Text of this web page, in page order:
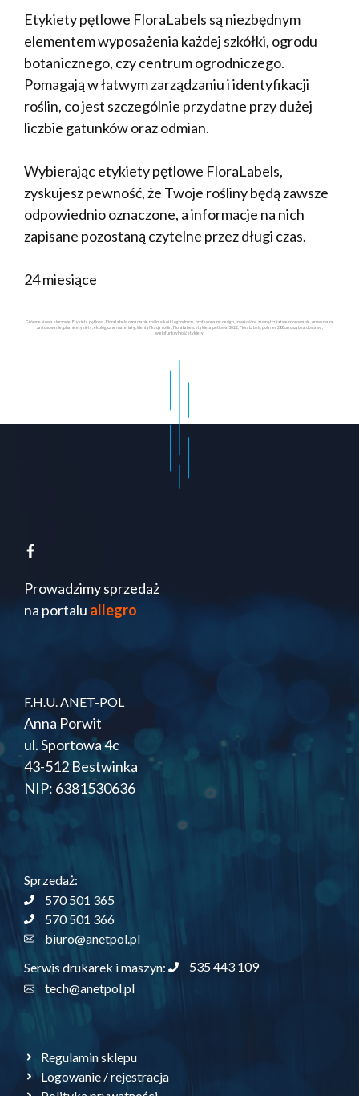
Etykiety pętlowe FloraLabels są niezbędnym
elementem wyposażenia każdej szkółki, ogrodu
botanicznego, czy centrum ogrodniczego.
Pomagają w łatwym zarządzaniu i identyfikacji
roślin, co jest szczególnie przydatne przy dużej
liczbie gatunków oraz odmian.
Wybierając etykiety pętlowe FloraLabels,
zyskujesz pewność, że Twoje rośliny będą zawsze
odpowiednio oznaczone, a informacje na nich
zapisane pozostaną czytelne przez długi czas.
24 miesiące
Główne słowa kluczowe: Etykieta pętlowa, FloraLabels, oznaczanie roślin, szkółki ogrodnicze, profesjonalny design, trwałość na zewnątrz, łatwe mocowanie, uniwersalne
zastosowanie, pisane etykiety, ekologiczne materiały, identyfikacja roślin, FloraLabels, etykieta pętlowa 3022, FloraLabels, polimer 280um, szybka dostawa,
wielofunkcyjność etykiety
Prowadzimy sprzedaż
na portalu allegro
F.H.U. ANET-POL
Anna Porwit
ul. Sportowa 4c
43-512 Bestwinka
NIP: 6381530636
Sprzedaż:
570 501 365
570 501 366
biuro@anetpol.pl
Serwis drukarek i maszyn:
535 443 109
tech@anetpol.pl
Regulamin sklepu
Logowanie / rejestracja